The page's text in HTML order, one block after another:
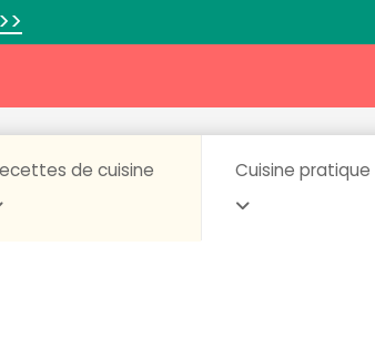
de cuisine Cuisine pratique